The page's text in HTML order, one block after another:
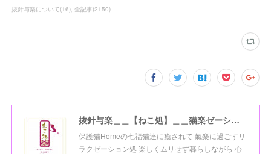
抜針与楽について(16) 全記事(2150)
抜針与楽＿＿【ねこ処】＿＿猫楽ゼーションHome☆
保護猫Homeの七福猫達に癒されて 氣楽に過ごすリ
ラクゼーション処 楽しくムリせず暮らしながら 心